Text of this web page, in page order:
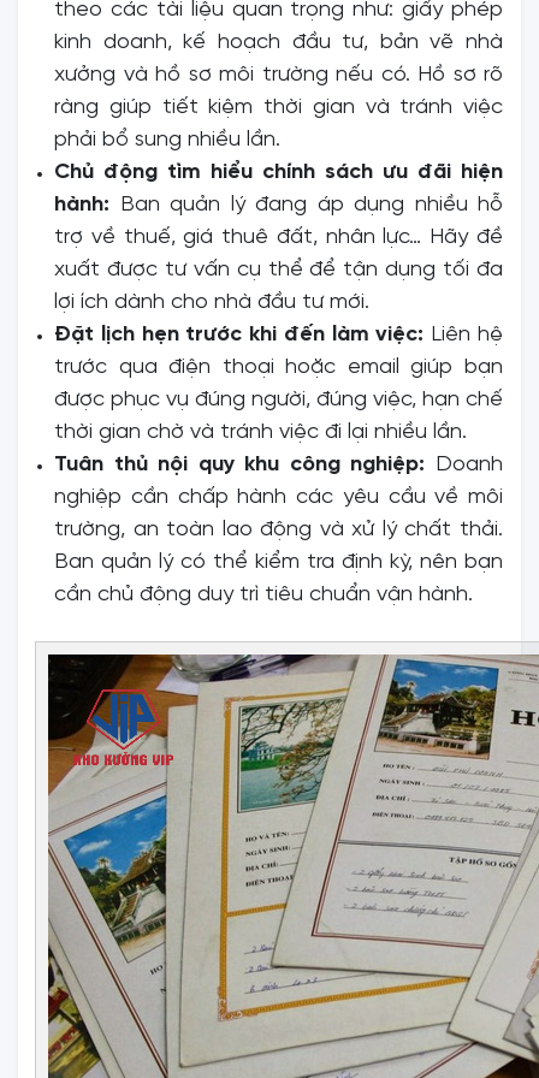
theo các tài liệu quan trọng như: giấy phép
kinh doanh, kế hoạch đầu tư, bản vẽ nhà
xưởng và hồ sơ môi trường nếu có. Hồ sơ rõ
ràng giúp tiết kiệm thời gian và tránh việc
phải bổ sung nhiều lần.
Chủ động tìm hiểu chính sách ưu đãi hiện
hành:
Ban quản lý đang áp dụng nhiều hỗ
trợ về thuế, giá thuê đất, nhân lực… Hãy đề
xuất được tư vấn cụ thể để tận dụng tối đa
lợi ích dành cho nhà đầu tư mới.
Đặt lịch hẹn trước khi đến làm việc: Liên hệ
trước qua điện thoại hoặc email giúp bạn
được phục vụ đúng người, đúng việc, hạn chế
thời gian chờ và tránh việc đi lại nhiều lần.
Tuân thủ nội quy khu công nghiệp: Doanh
nghiệp cần chấp hành các yêu cầu về môi
trường, an toàn lao động và xử lý chất thải.
Ban quản lý có thể kiểm tra định kỳ, nên bạn
cần chủ động duy trì tiêu chuẩn vận hành.